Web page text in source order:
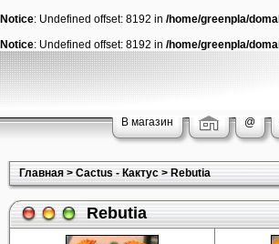
Notice: Undefined offset: 8192 in /home/greenpla/
Notice: Undefined offset: 8192 in /home/greenpla/
В магазин @
Главная>Cactus - Кактус>Rebutia
Rebutia